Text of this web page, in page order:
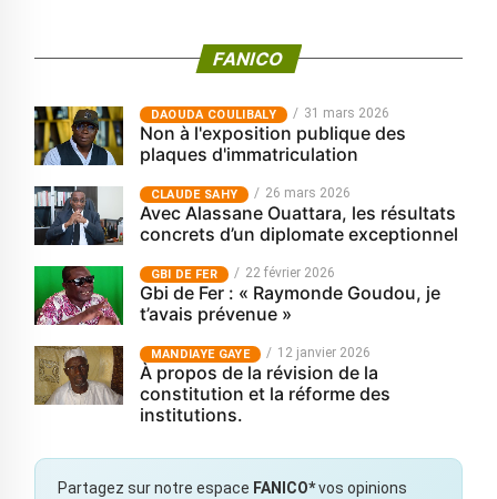
FANICO
‎DAOUDA COULIBALY 31 mars 2026
Non à l'exposition publique des
plaques d'immatriculation
CLAUDE SAHY 26 mars 2026
Avec Alassane Ouattara, les résultats
concrets d’un diplomate exceptionnel
GBI DE FER 22 février 2026
Gbi de Fer : « Raymonde Goudou, je
t’avais prévenue »
MANDIAYE GAYE 12 janvier 2026
À propos de la révision de la
constitution et la réforme des
institutions.
Partagez sur notre espace FANICO*vos opinions